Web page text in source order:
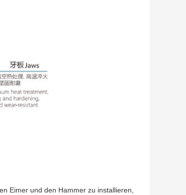
Eimer und den Hammer zu installieren,